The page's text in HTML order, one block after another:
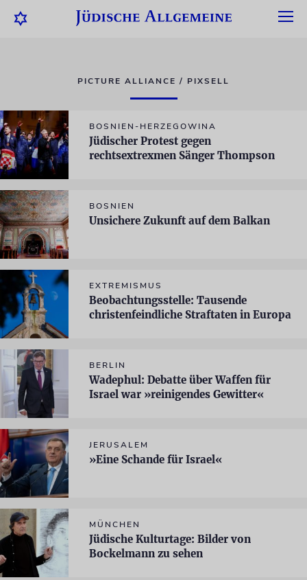
PICTURE ALLIANCE / PIXSELL
BOSNIEN-HERZEGOWINA
Jüdischer Protest gegen
rechtsextrexmen Sänger Thompson
BOSNIEN
Unsichere Zukunft auf dem Balkan
EXTREMISMUS
Beobachtungsstelle: Tausende
christenfeindliche Straftaten in Europa
BERLIN
Wadephul: Debatte über Waffen für
Israel war »reinigendes Gewitter«
JERUSALEM
»Eine Schande für Israel«
MÜNCHEN
Jüdische Kulturtage: Bilder von
Bockelmann zu sehen